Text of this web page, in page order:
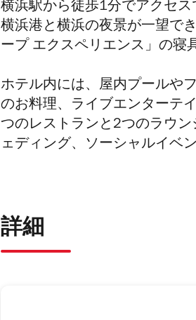
横浜駅から徒歩1分でアクセス
横浜港と横浜の夜景が一望で
ープ エクスペリエンス」の寝
ホテル内には、屋内プールや
のお料理、ライブエンターテ
つのレストランと2つのラウ
ェディング、ソーシャルイベ
詳細